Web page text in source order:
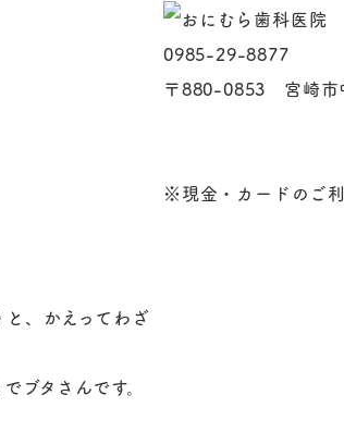
、かえってわざ
ブタさんです。
0985-29-8877
〒880-0853 宮崎市
※現金・カードのご利